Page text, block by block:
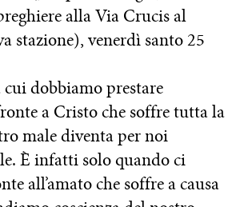
alla Via Crucis al
stazione), venerdì santo 25
dobbiamo prestare
a Cristo che soffre tutta la
male diventa per noi
È infatti solo quando ci
all’amato che soffre a causa